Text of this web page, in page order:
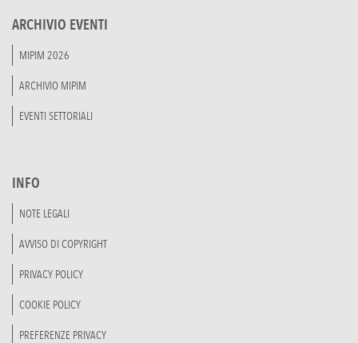
ARCHIVIO EVENTI
MIPIM 2026
ARCHIVIO MIPIM
EVENTI SETTORIALI
INFO
NOTE LEGALI
AVVISO DI COPYRIGHT
PRIVACY POLICY
COOKIE POLICY
PREFERENZE PRIVACY